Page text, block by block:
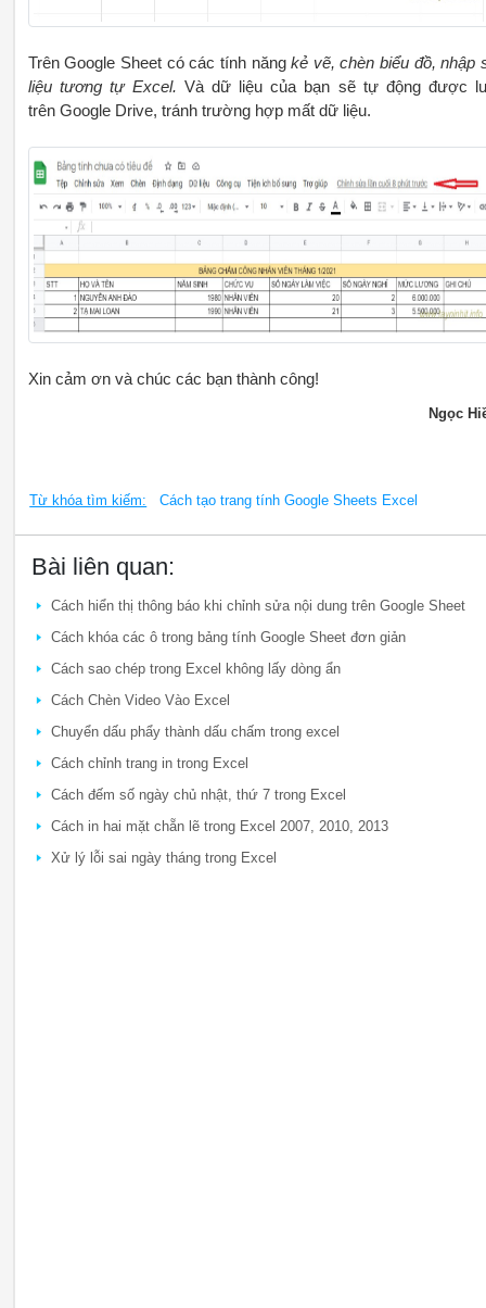
Trên Google Sheet có các tính năngkẻ vẽ, chèn biểu đồ, nhập
liệu tương tự Excel. Và dữ liệu của bạn sẽ tự động được
trên Google Drive, tránh trường hợp mất dữ liệu.
Xin cảm ơn và chúc các bạn thành công!
Ngọc
Từ khóa tìm kiếm: Cách tạo trang tính Google Sheets Excel
Bài liên quan:
Cách hiển thị thông báo khi chỉnh sửa nội dung trên Google Sheet
Cách khóa các ô trong bảng tính Google Sheet đơn giản
Cách sao chép trong Excel không lấy dòng ẩn
Cách Chèn Video Vào Excel
Chuyển dấu phẩy thành dấu chấm trong excel
Cách chỉnh trang in trong Excel
Cách đếm số ngày chủ nhật, thứ 7 trong Excel
Cách in hai mặt chẵn lẽ trong Excel 2007, 2010, 2013
Xử lý lỗi sai ngày tháng trong Excel